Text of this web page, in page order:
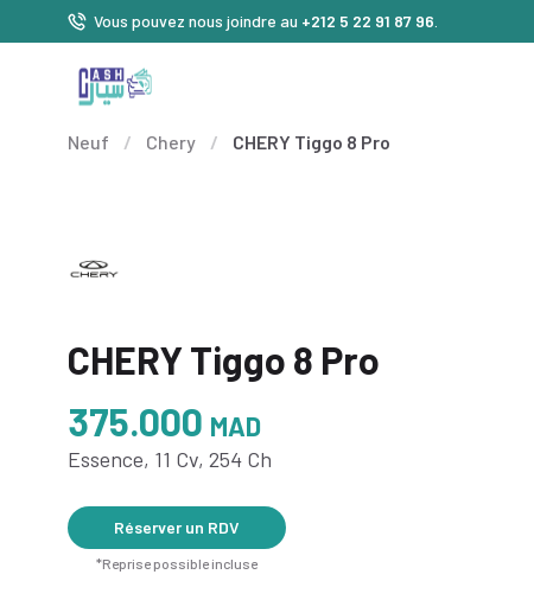
Vous pouvez nous joindre au +212 5 22 91 87 96
Neuf / Chery / CHERY Tiggo 8 Pro
CHERY Tiggo 8 Pro
375.000 MAD
Essence, 11 Cv, 254 Ch
Réserver un RDV
*Reprise possible incluse